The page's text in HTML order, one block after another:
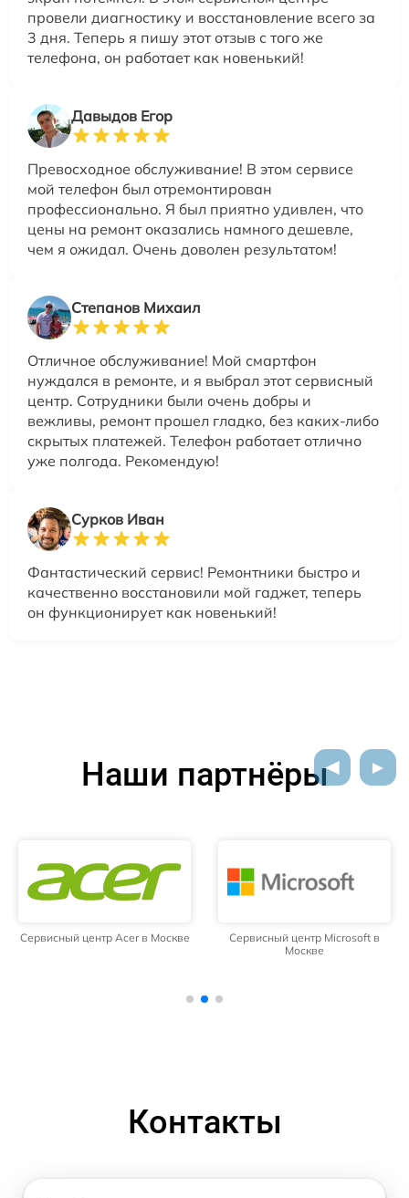
провели диагностику и восстановление всего за
3 дня. Теперь я пишу этот отзыв с того же
телефона, он работает как новенький!
Давыдов Егор
Превосходное обслуживание! В этом сервисе
мой телефон был отремонтирован
профессионально. Я был приятно удивлен, что
цены на ремонт оказались намного дешевле,
чем я ожидал. Очень доволен результатом!
Степанов Михаил
Отличное обслуживание! Мой смартфон
нуждался в ремонте, и я выбрал этот сервисный
центр. Сотрудники были очень добры и
вежливы, ремонт прошел гладко, без каких-либо
скрытых платежей. Телефон работает отлично
уже полгода. Рекомендую!
Сурков Иван
Фантастический сервис! Ремонтники быстро и
качественно восстановили мой гаджет, теперь
он функционирует как новенький!
Наши партнёры
Сервисный центр Acer в Москве
Сервисный центр Microsoft в
Москве
Контакты